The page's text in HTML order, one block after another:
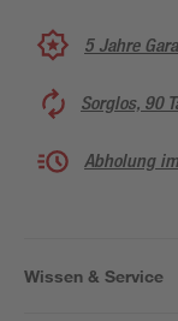
5 Jahre
Sorglos, 90
Abholung
Wissen & Service